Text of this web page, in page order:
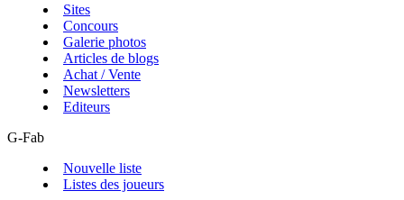
Sites
Concours
Galerie photos
Articles de blogs
Achat / Vente
Newsletters
Editeurs
G-Fab
Nouvelle liste
Listes des joueurs